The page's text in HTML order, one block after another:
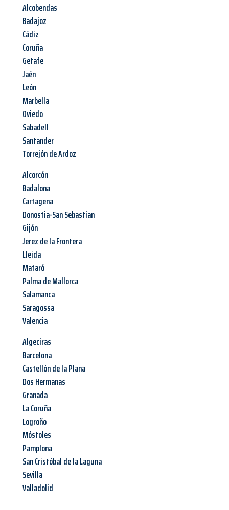
Alcobendas
Badajoz
Cádiz
Coruña
Getafe
Jaén
León
Marbella
Oviedo
Sabadell
Santander
Torrejón de Ardoz
Alcorcón
Badalona
Cartagena
Donostia-San Sebastian
Gijón
Jerez de la Frontera
Lleida
Mataró
Palma de Mallorca
Salamanca
Saragossa
Valencia
Algeciras
Barcelona
Castellón de la Plana
Dos Hermanas
Granada
La Coruña
Logroño
Móstoles
Pamplona
San Cristóbal de la Laguna
Sevilla
Valladolid